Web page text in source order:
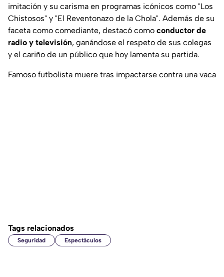
imitación y su carisma en programas icónicos como "Los
Chistosos" y "El Reventonazo de la Chola". Además de su
faceta como comediante, destacó como conductor de
radio y televisión, ganándose el respeto de sus colegas
y el cariño de un público que hoy lamenta su partida.
Famoso futbolista muere tras impactarse contra una vaca
Tags relacionados
Seguridad Espectáculos